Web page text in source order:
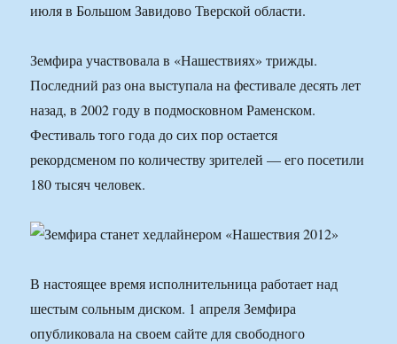
июля в Большом Завидово Тверской области.
Земфира участвовала в «Нашествиях» трижды.
Последний раз она выступала на фестивале десять лет
назад, в 2002 году в подмосковном Раменском.
Фестиваль того года до сих пор остается
рекордсменом по количеству зрителей — его посетили
180 тысяч человек.
В настоящее время исполнительница работает над
шестым сольным диском. 1 апреля Земфира
опубликовала на своем сайте для свободного